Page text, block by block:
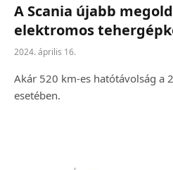
A Scania újabb
elektromos
2024. április 16.
Akár 520 km-es hatótávolság a
esetében.